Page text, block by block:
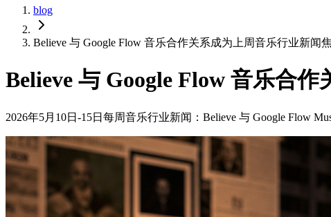
blog
Believe 与 Google Flow 音乐合作关系成为上周音乐行业新闻
Believe 与 Google Flow 音乐合
2026年5月10日-15日每周音乐行业新闻：Believe 与 Google Flow